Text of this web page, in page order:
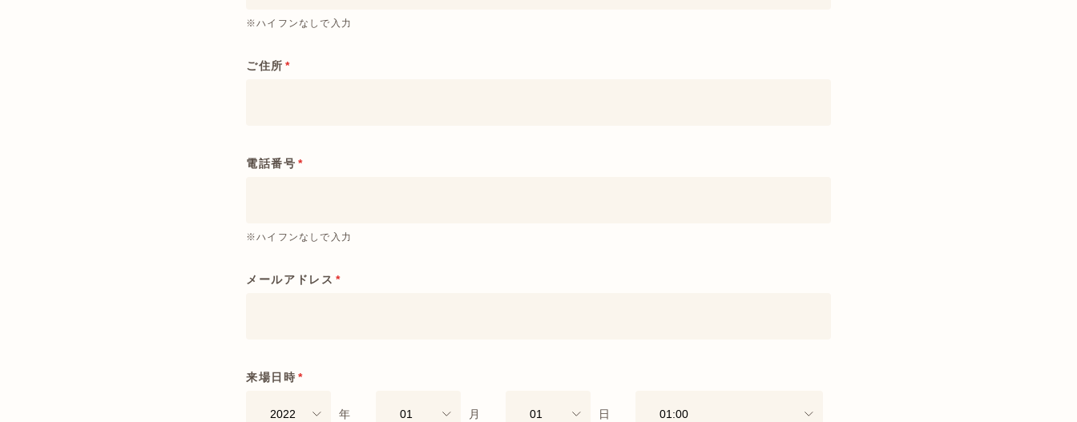
※ハイフンなしで入力
ご住所 *
電話番号 *
※ハイフンなしで入力
メールアドレス *
来場日時 *
年 月 日